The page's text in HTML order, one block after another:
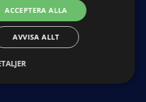
ACCEPTERA ALLA
AVVISA ALLT